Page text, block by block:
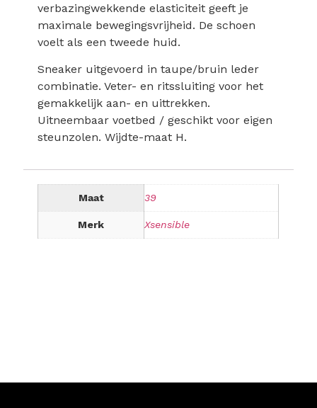
verbazingwekkende elasticiteit geeft je
maximale bewegingsvrijheid. De schoen
voelt als een tweede huid.
Sneaker uitgevoerd in taupe/bruin leder
combinatie. Veter- en ritssluiting voor het
gemakkelijk aan- en uittrekken.
Uitneembaar voetbed / geschikt voor eigen
steunzolen. Wijdte-maat H.
Maat 39
Merk Xsensible